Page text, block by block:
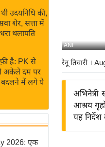
उदयनिधि की,
शेर, सत्ता में
थलापति
है: PK से
अकेले दम पर
बदलने में लगे ये
2026: एक
ANI
रेनू तिवारी ।
अभिनेत्री
आश्रय
यह